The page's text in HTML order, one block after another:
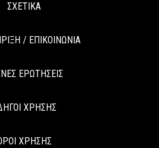
ΣΧΕΤΙΚΑ
/ ΕΠΙΚΟΙΝΩΝΙΑ
ΕΡΩΤΗΣΕΙΣ
ΧΡΗΣΗΣ
ΧΡΗΣΗΣ